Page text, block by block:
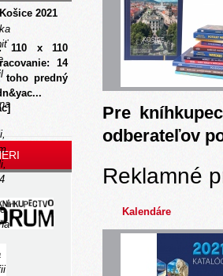
2021
110 x 110
14
toho predný
Pre
odberateľov
Reklamné
Kalendáre